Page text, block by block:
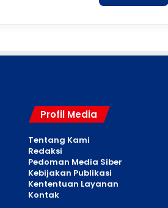
Profil Media
Tentang Kami
Redaksi
Pedoman Media Siber
Kebijakan Publikasi
Kententuan Layanan
Kontak